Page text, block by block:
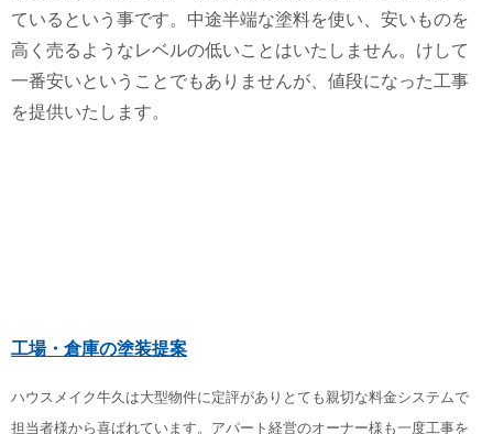
ているという事です。中途半端な塗料を使い、安いものを
高く売るようなレベルの低いことはいたしません。けして
一番安いということでもありませんが、値段になった工事
を提供いたします。
工場・倉庫の塗装提案
ハウスメイク牛久は大型物件に定評がありとても親切な料金システムで
担当者様から喜ばれています。アパート経営のオーナー様も一度工事を